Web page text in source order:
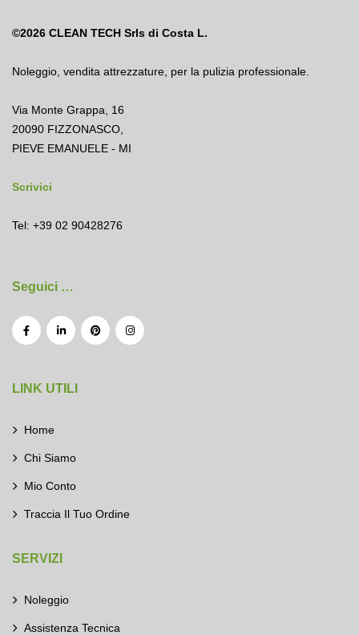
©2026 CLEAN TECH Srls di Costa L.
Noleggio vendita attrezzature per la pulizia professionale.
Via Monte Grappa, 16
20090 FIZZONASCO,
PIEVE EMANUELE - MI
Scrivici
Tel: +39 02 90428276
Seguici …
LINK UTILI
Home
Chi Siamo
Mio Conto
Traccia Il Tuo Ordine
SERVIZI
Noleggio
Assistenza Tecnica